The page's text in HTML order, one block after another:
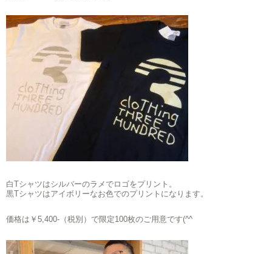
白Tシャツはシルバーのラメでロゴをプリント。
黒Tシャツはアイボリーなお色でのプリントになります。
価格は￥5,400-（税別）で限定100枚のご用意です(^^ゞ